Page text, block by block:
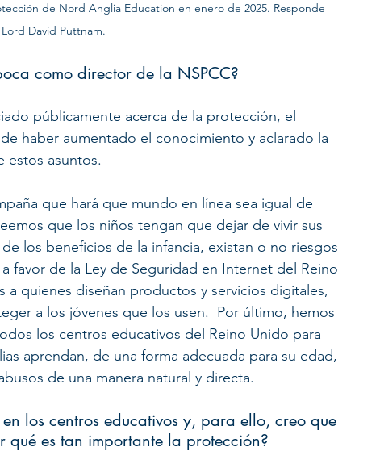
de Nord Anglia Education en enero de 2025. Responde
David Puttnam.
como director de la NSPCC?
públicamente acerca de la protección, el
haber aumentado el conocimiento y aclarado la
estos asuntos.
que hará que mundo en línea sea igual de
que los niños tengan que dejar de vivir sus
los beneficios de la infancia, existan o no riesgos
favor de la Ley de Seguridad en Internet del Reino
quienes diseñan productos y servicios digitales,
a los jóvenes que los usen.  Por último, hemos
los centros educativos del Reino Unido para
aprendan, de una forma adecuada para su edad,
de una manera natural y directa.
los centros educativos y, para ello, creo que
es tan importante la protección?